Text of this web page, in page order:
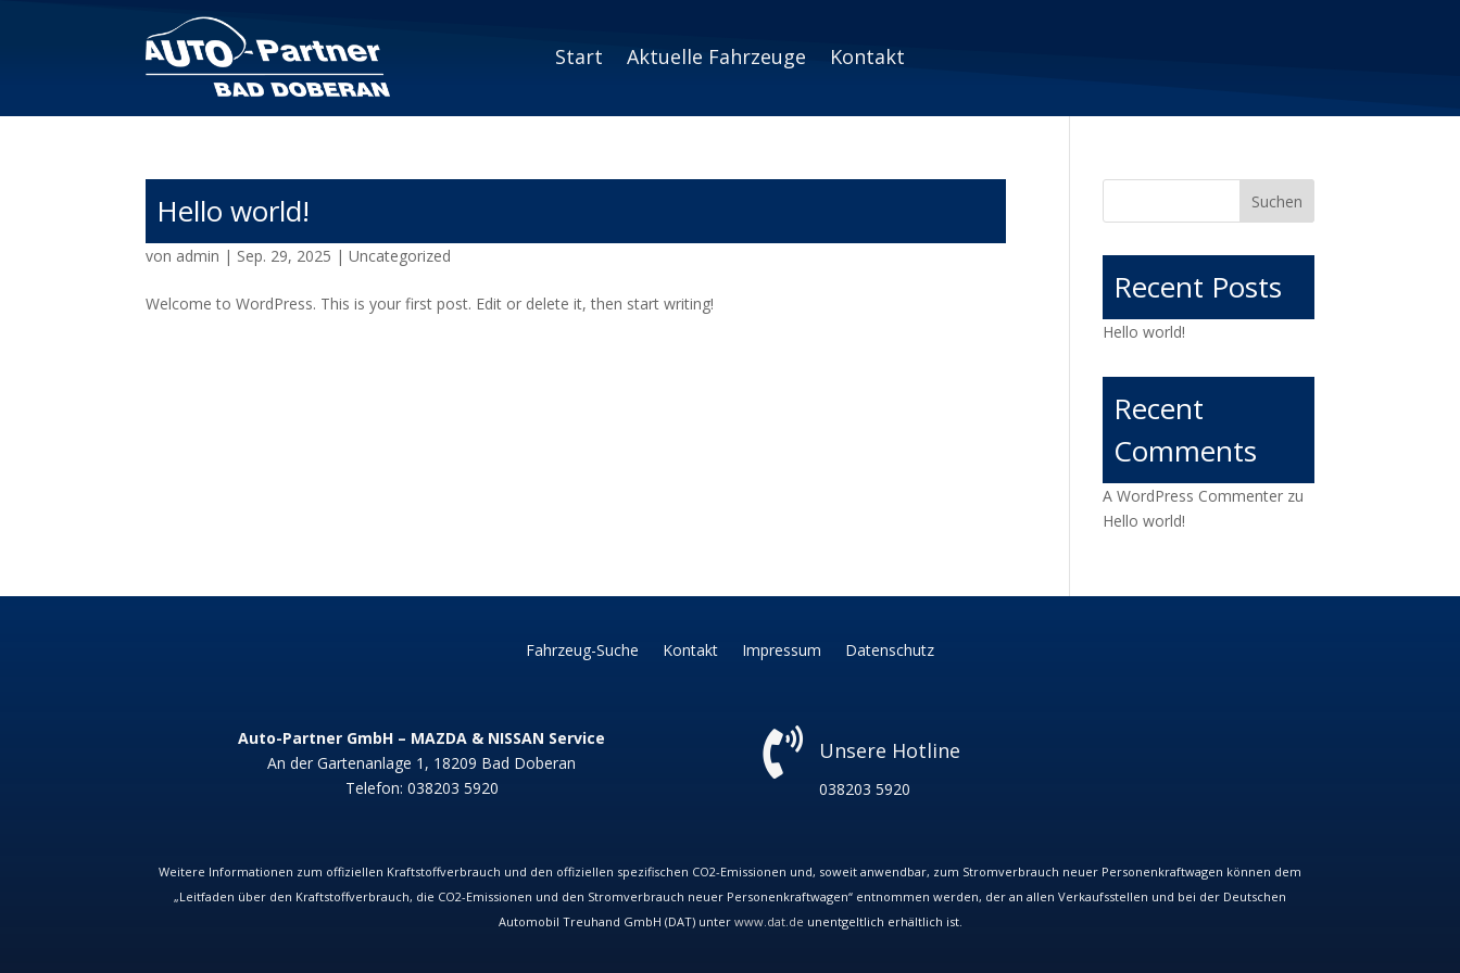
Start Aktuelle Fahrzeuge Kontakt
Hello world!
von admin | Sep. 29, 2025 |Uncategorized
Welcome to WordPress. This is your first post. Edit or delete it, then start writing!
Suchen
Recent Posts
Hello world!
Recent
Comments
A WordPress Commenter zu
Hello world!
Fahrzeug-Suche Kontakt Impressum Datenschutz
Auto-Partner GmbH – MAZDA & NISSAN Service
An der Gartenanlage 1, 18209 Bad Doberan
Telefon: 038203 5920
 Unsere Hotline
038203 5920
Weitere Informationen zum offiziellen Kraftstoffverbrauch und den offiziellen spezifischen CO2-Emissionen und, soweit anwendbar, zum Stromverbrauch neuer Personenkraftwagen können dem
„Leitfaden über den Kraftstoffverbrauch, die CO2-Emissionen und den Stromverbrauch neuer Personenkraftwagen“ entnommen werden, der an allen Verkaufsstellen und bei der Deutschen
Automobil Treuhand GmbH (DAT) unter www.dat.de unentgeltlich erhältlich ist.